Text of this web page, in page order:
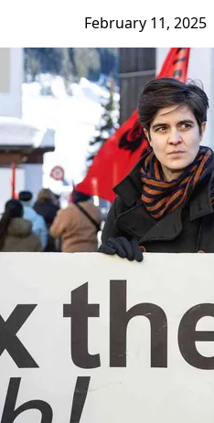
February 11, 2025